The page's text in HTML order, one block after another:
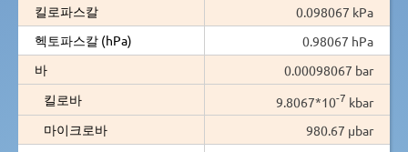
킬로파스칼
0.098067 kPa
헥토파스칼 (hPa)
0.98067 hPa
바
0.00098067 bar
킬로바
9.8067*10-7 kbar
마이크로바
980.67 µbar